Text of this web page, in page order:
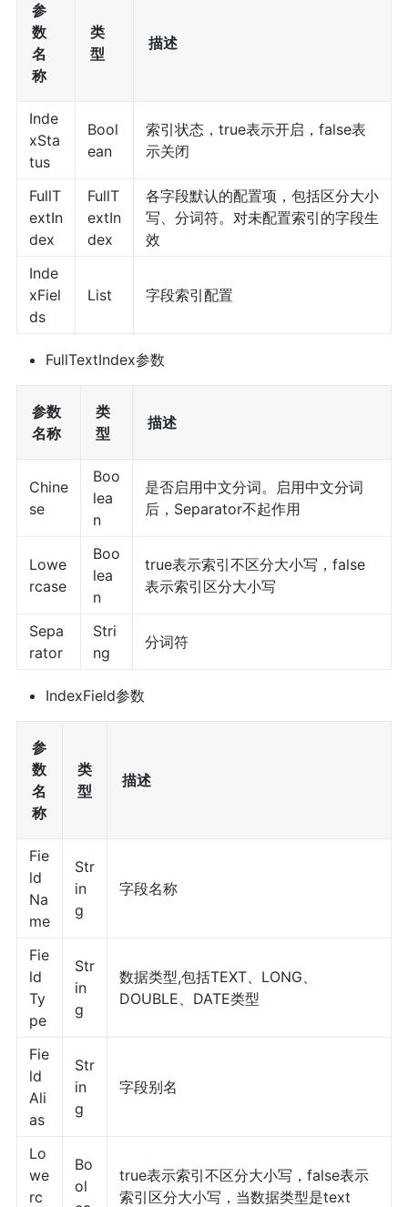
参
数
名
称
类
型
描述
Inde
xSta
tus
Bool
ean
索引状态，true表示开启，false表
示关闭
FullT
extIn
dex
FullT
extIn
dex
各字段默认的配置项，包括区分大小
写、分词符。对未配置索引的字段生
效
Inde
xFiel
ds
List 字段索引配置
FullTextIndex参数
参数
名称
类
型
描述
Chine
se
Boo
lea
n
是否启用中文分词。启用中文分词
后，Separator不起作用
Lowe
rcase
Boo
lea
n
true表示索引不区分大小写，false
表示索引区分大小写
Sepa
rator
Stri
ng
分词符
IndexField参数
参
数
名
称
类
型
描述
Fie
ld
Na
me
Str
in
g
字段名称
Fie
ld
Ty
pe
Str
in
g
数据类型,包括TEXT、LONG、
DOUBLE、DATE类型
Fie
ld
Ali
as
Str
in
g
字段别名
Lo
we
rc
Bo
ol
true表示索引不区分大小写，false表示
索引区分大小写，当数据类型是text